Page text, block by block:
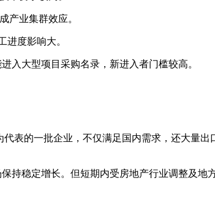
产业集群效应。
进度影响大。
入大型项目采购名录，新进入者门槛较高。
表的一批企业，不仅满足国内需求，还大量出
持稳定增长。但短期内受房地产行业调整及地